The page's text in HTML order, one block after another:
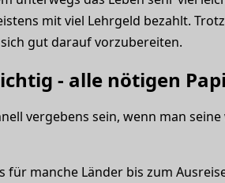
mit viel Lehrgeld bezahlt.
gut darauf vorzubereiten.
- alle nötigen
vergebens sein, wenn man
für manche Länder bis zum